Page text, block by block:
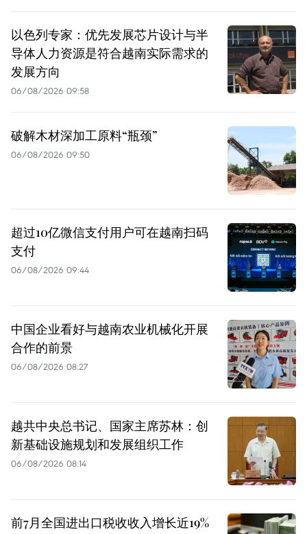
以色列专家：优先发展芯片设计与半
导体人力资源是符合越南实际需求的
发展方向
06/08/2026 09:58
破解木材深加工原料“瓶颈”
06/08/2026 09:50
超过10亿微信支付用户可在越南扫码
支付
06/08/2026 09:44
中国企业看好与越南农业机械化开展
合作的前景
06/08/2026 08:27
越共中央总书记、国家主席苏林：创
新基础设施规划和发展组织工作
06/08/2026 08:14
前7月全国进出口税收收入增长近19%